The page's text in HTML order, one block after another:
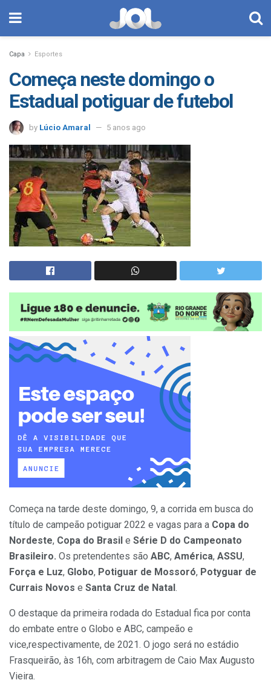
Capa Esportes
Começa neste domingo o
Estadual potiguar de futebol
by Lúcio Amaral 5 anos ago
Começa na tarde deste domingo, 9, a corrida em busca do
título de campeão potiguar 2022 e vagas para a Copa do
Nordeste, Copa do Brasil e Série D do Campeonato
Brasileiro. Os pretendentes são ABC, América, ASSU,
Força e Luz, Globo, Potiguar de Mossoró, Potyguar de
Currais Novos e Santa Cruz de Natal .
O destaque da primeira rodada do Estadual fica por conta
do embate entre o Globo e ABC, campeão e
vice,respectivamente, de 2021. O jogo será no estádio
Frasqueirão, às 16h, com arbitragem de Caio Max Augusto
Vieira.